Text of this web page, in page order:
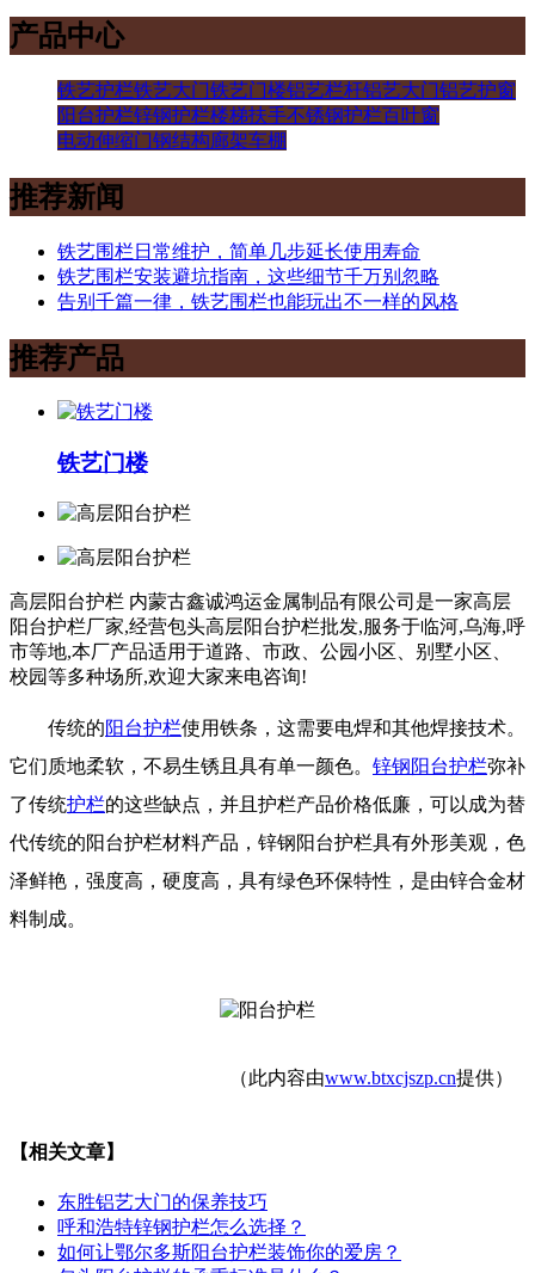
产品中心
铁艺护栏铁艺大门铁艺门楼铝艺栏杆铝艺大门铝艺护窗
阳台护栏锌钢护栏楼梯扶手不锈钢护栏百叶窗
电动伸缩门钢结构廊架车棚
推荐新闻
铁艺围栏日常维护，简单几步延长使用寿命
铁艺围栏安装避坑指南，这些细节千万别忽略
告别千篇一律，铁艺围栏也能玩出不一样的风格
推荐产品
铁艺门楼
高层阳台护栏 内蒙古鑫诚鸿运金属制品有限公司是一家高层
阳台护栏厂家,经营包头高层阳台护栏批发,服务于临河,乌海,呼
市等地,本厂产品适用于道路、市政、公园小区、别墅小区、
校园等多种场所,欢迎大家来电咨询!
传统的阳台护栏使用铁条，这需要电焊和其他焊接技术。
它们质地柔软，不易生锈且具有单一颜色。 锌钢阳台护栏弥补
了传统护栏的这些缺点，并且护栏产品价格低廉，可以成为替
代传统的阳台护栏材料产品，锌钢阳台护栏具有外形美观，色
泽鲜艳，强度高，硬度高，具有绿色环保特性，是由锌合金材
料制成。
（此内容由www.btxcjszp.cn提供）
【相关文章】
东胜铝艺大门的保养技巧
呼和浩特锌钢护栏怎么选择？
如何让鄂尔多斯阳台护栏装饰你的爱房？